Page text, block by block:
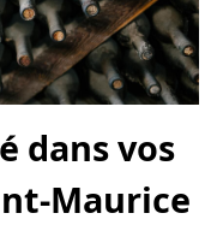
dans vos
Maurice